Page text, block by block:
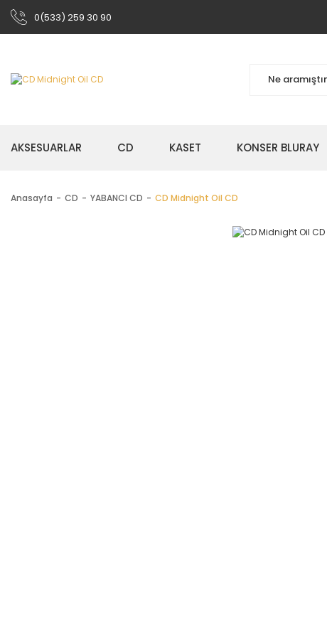
0(533) 259 30 90
AKSESUARLAR CD KASET KONSER BLURAY
Anasayfa CD YABANCI CD CD Midnight Oil CD